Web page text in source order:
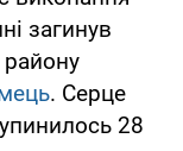
загинув
району
. Серце
28